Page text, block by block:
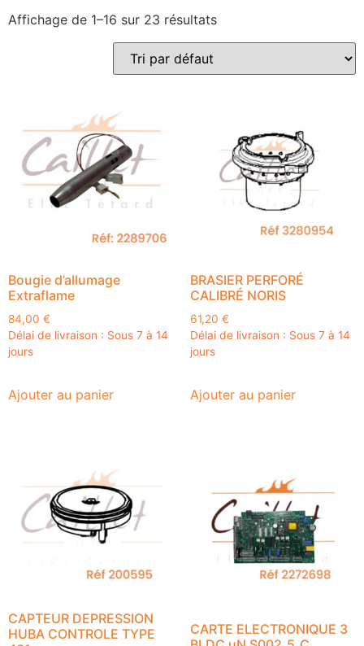
Affichage de 1–16 sur 23 résultats
Bougie d’allumage
Extraflame
84,00 €
Délai de livraison : Sous 7 à 14
jours
Ajouter au panier
BRASIER PERFORÉ
CALIBRÉ NORIS
61,20 €
Délai de livraison : Sous 7 à 14
jours
Ajouter au panier
CAPTEUR DEPRESSION
HUBA CONTROLE TYPE
CARTE ELECTRONIQUE 3